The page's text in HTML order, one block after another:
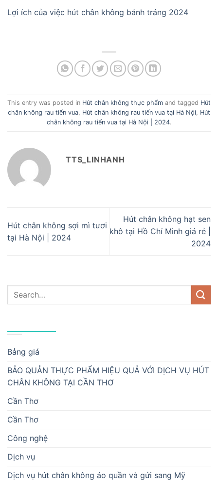
Lợi ích của việc hút chân không bánh tráng 2024
This entry was posted in Hút chân không thực phẩm and tagged Hút
chân không rau tiến vua, Hút chân không rau tiến vua tại Hà Nội, Hút
chân không rau tiến vua tại Hà Nội | 2024.
TTS_LINHANH
Hút chân không sợi mì tươi
tại Hà Nội | 2024
Hút chân không hạt sen
khô tại Hồ Chí Minh giá rẻ |
2024
Bảng giá
BẢO QUẢN THỰC PHẨM HIỆU QUẢ VỚI DỊCH VỤ HÚT
CHÂN KHÔNG TẠI CẦN THƠ
Cần Thơ
Cần Thơ
Công nghệ
Dịch vụ
Dịch vụ hút chân không áo quần và gửi sang Mỹ